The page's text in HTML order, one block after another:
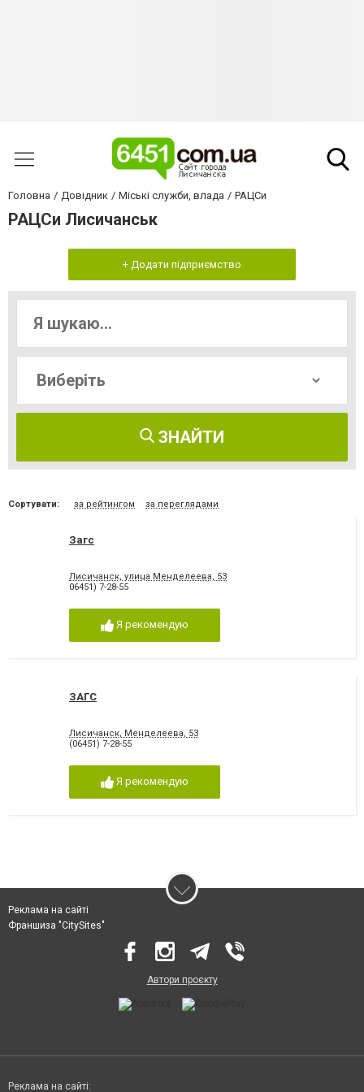
Головна Довідник Міські служби, влада РАЦСи
РАЦСи Лисичанськ
+ Додати підприємство
ЗНАЙТИ
Сортувати: за рейтингом за переглядами
Загс
Лисичанск, улица Менделеева, 53
06451) 7-28-55
Я рекомендую
ЗАГС
Лисичанск, Менделеева, 53
(06451) 7-28-55
Я рекомендую
Реклама на сайті
Франшиза "CitySites"
Автори проєкту
Реклама на сайті: